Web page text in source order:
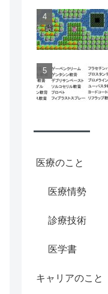
医療のこと
医療情勢
診療技術
医学書
キャリアのこと